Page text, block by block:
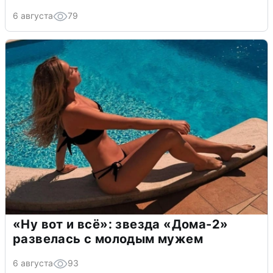
6 августа 79
«Ну вот и всё»: звезда «Дома-2»
развелась с молодым мужем
6 августа 93